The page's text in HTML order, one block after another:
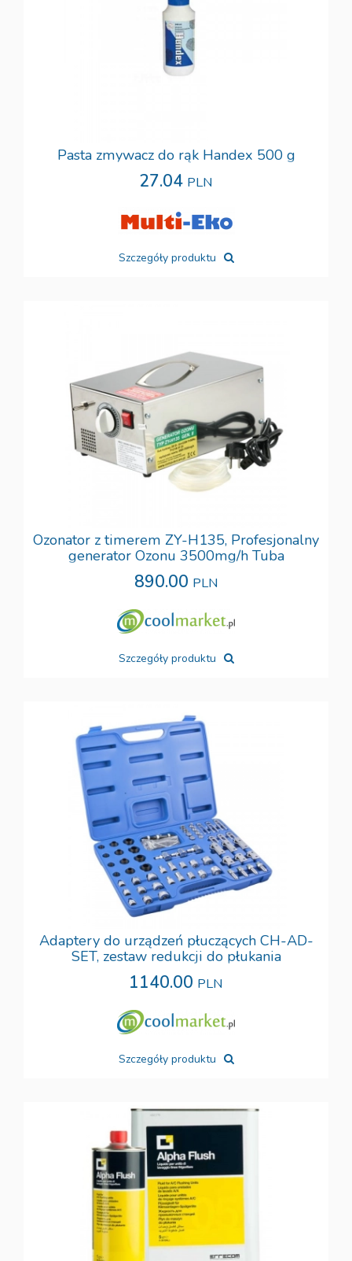
Pasta zmywacz do rąk Handex 500 g
27.04 PLN
Szczegóły produktu
Ozonator z timerem ZY-H135, Profesjonalny
generator Ozonu 3500mg/h Tuba
890.00 PLN
Szczegóły produktu
Adaptery do urządzeń płuczących CH-AD-
SET, zestaw redukcji do płukania
1140.00 PLN
Szczegóły produktu